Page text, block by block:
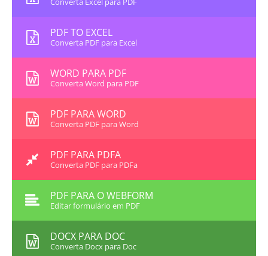
PDF TO EXCEL
Converta PDF para Excel
WORD PARA PDF
Converta Word para PDF
PDF PARA WORD
Converta PDF para Word
PDF PARA PDFA
Converta PDF para PDFa
PDF PARA O WEBFORM
Editar formulário em PDF
DOCX PARA DOC
Converta Docx para Doc